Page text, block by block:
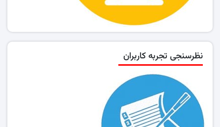
نظرسنجی تجربه کاربران